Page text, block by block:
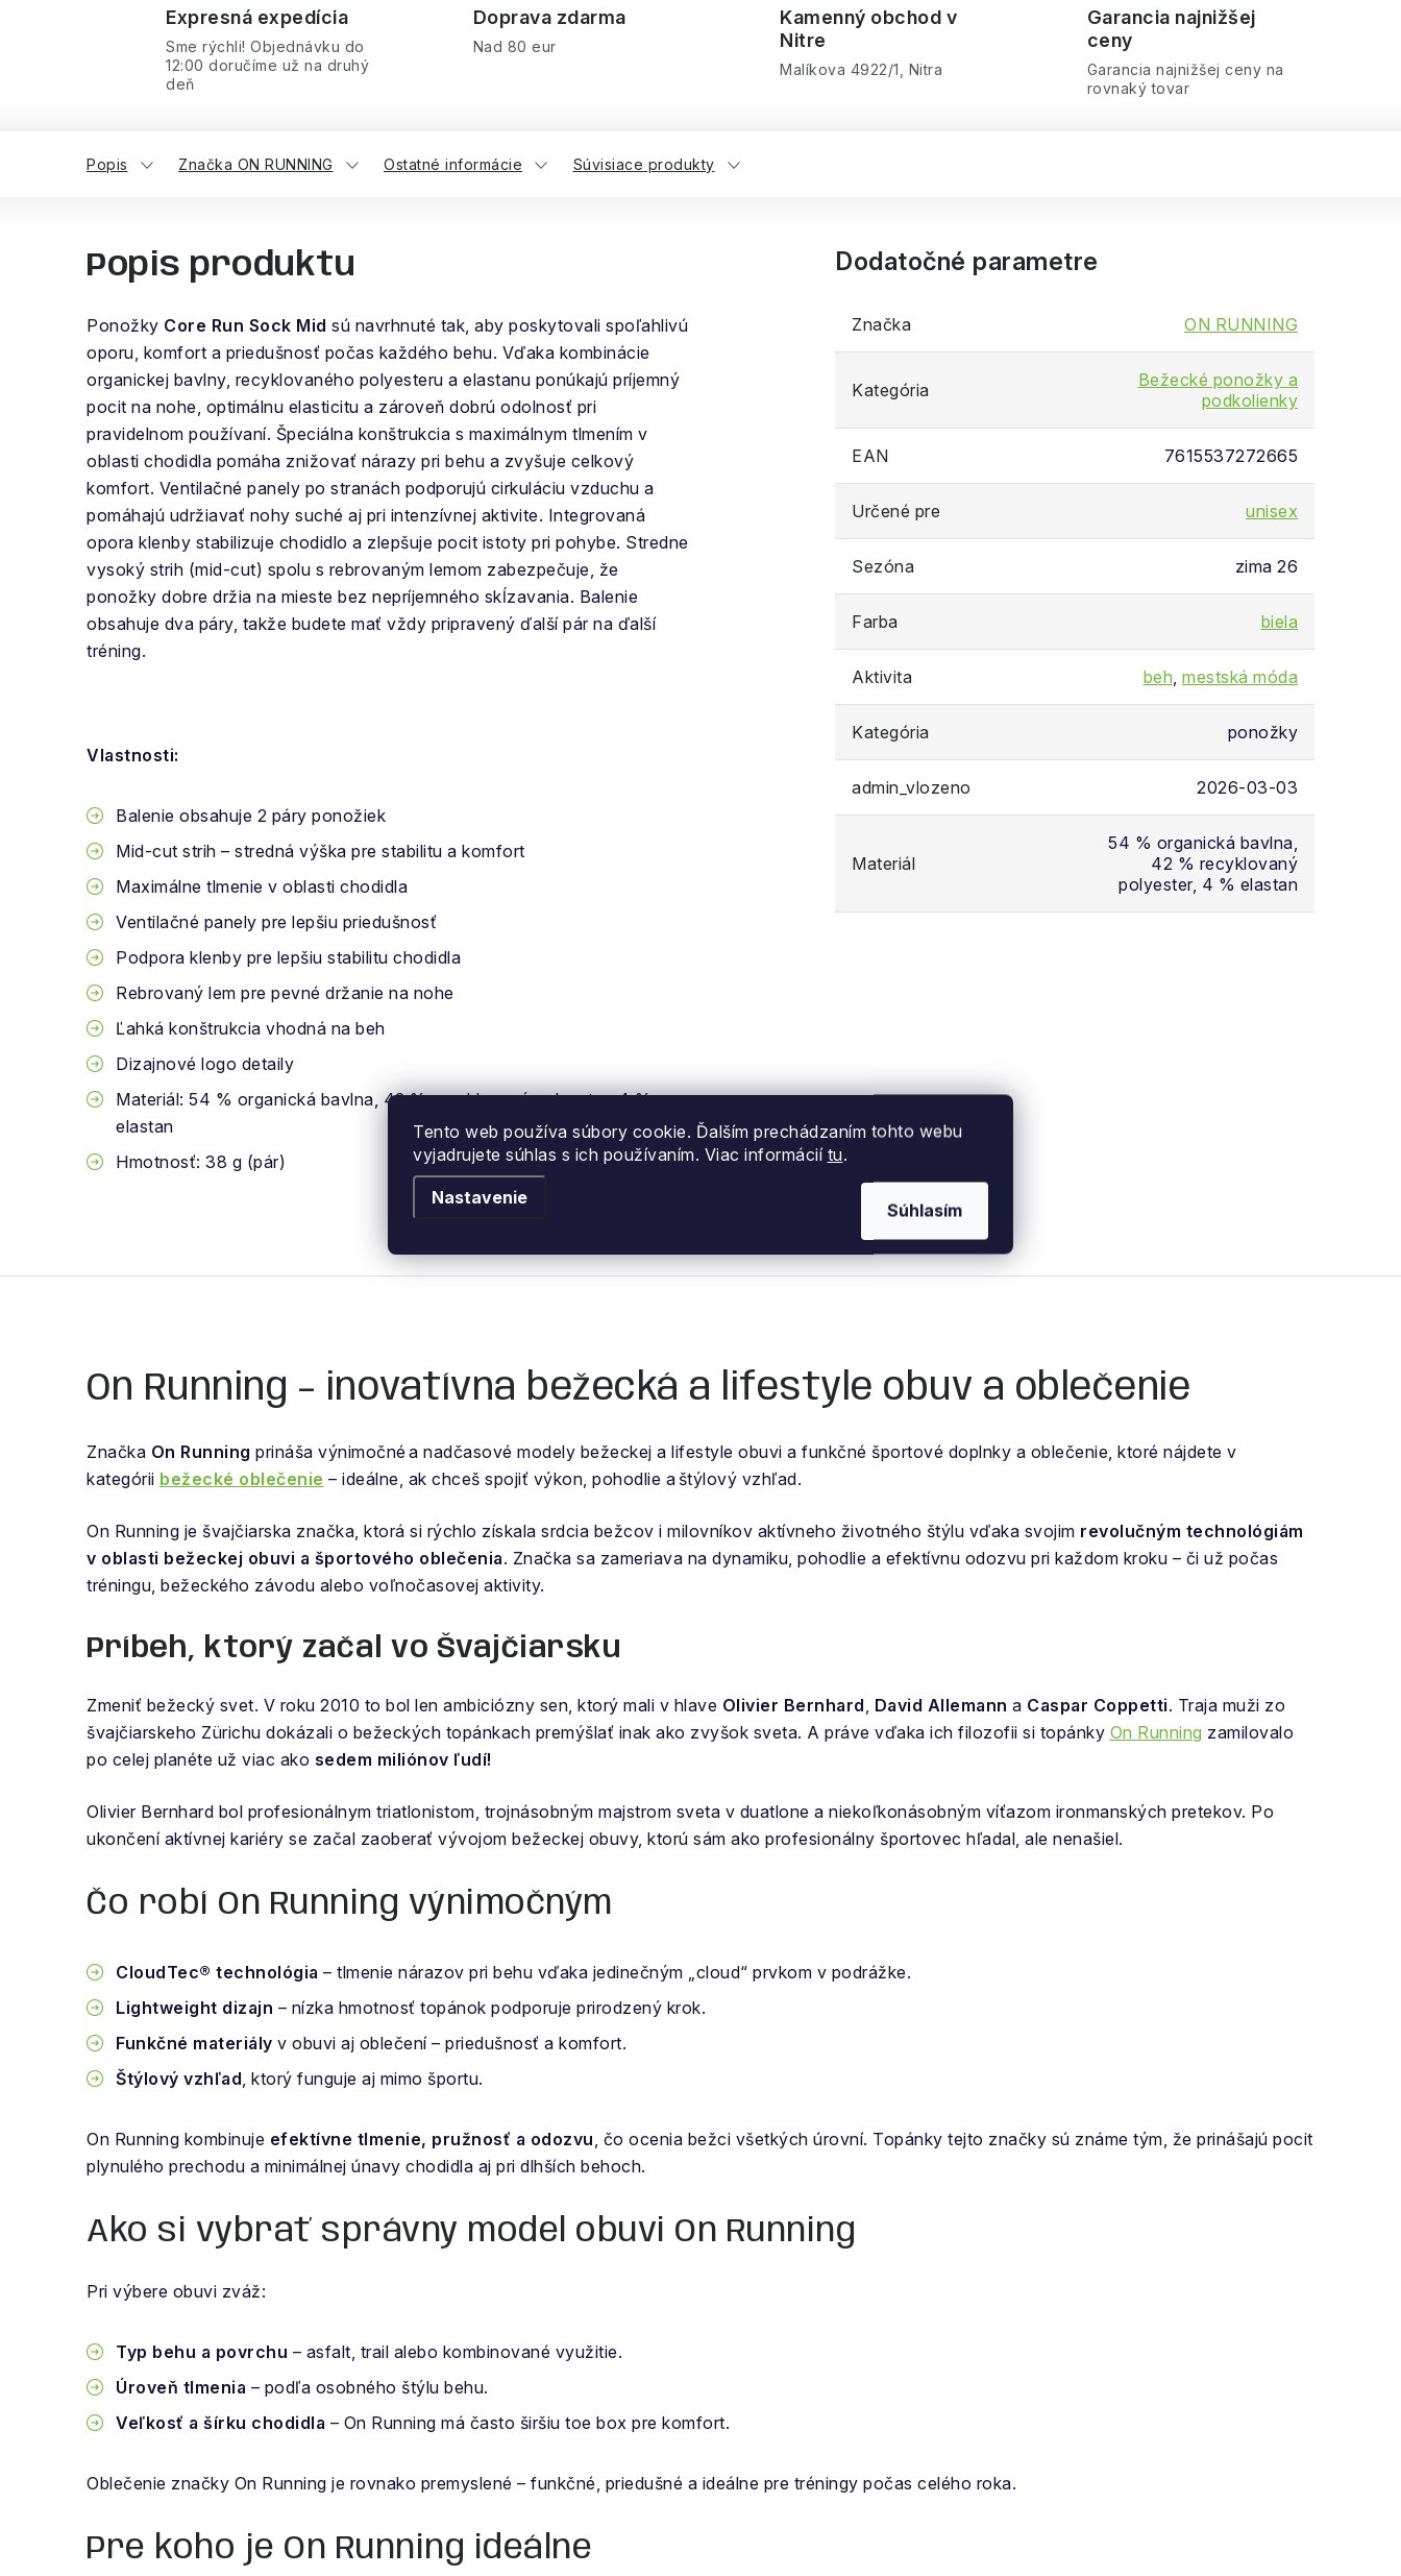
Tento web používa súbory cookie. Ďalším prechádzaním tohto webu
vyjadrujete súhlas s ich používaním. Viac informácií tu.
Nastavenie
Súhlasím
Expresná expedícia
Sme rýchli! Objednávku do
12:00 doručíme už na druhý
deň
Doprava zdarma
Nad 80 eur
Kamenný obchod v
Nitre
Malíkova 4922/1, Nitra
Garancia najnižšej
ceny
Garancia najnižšej ceny na
rovnaký tovar
Popis Značka ON RUNNING Ostatné informácie Súvisiace produkty
Popis produktu
Ponožky Core Run Sock Mid sú navrhnuté tak, aby poskytovali spoľahlivú
oporu, komfort a priedušnosť počas každého behu. Vďaka kombinácie
organickej bavlny, recyklovaného polyesteru a elastanu ponúkajú príjemný
pocit na nohe, optimálnu elasticitu a zároveň dobrú odolnosť pri
pravidelnom používaní. Špeciálna konštrukcia s maximálnym tlmením v
oblasti chodidla pomáha znižovať nárazy pri behu a zvyšuje celkový
komfort. Ventilačné panely po stranách podporujú cirkuláciu vzduchu a
pomáhajú udržiavať nohy suché aj pri intenzívnej aktivite. Integrovaná
opora klenby stabilizuje chodidlo a zlepšuje pocit istoty pri pohybe. Stredne
vysoký strih (mid-cut) spolu s rebrovaným lemom zabezpečuje, že
ponožky dobre držia na mieste bez nepríjemného skĺzavania. Balenie
obsahuje dva páry, takže budete mať vždy pripravený ďalší pár na ďalší
tréning.
Vlastnosti:
Balenie obsahuje 2 páry ponožiek
Mid-cut strih – stredná výška pre stabilitu a komfort
Maximálne tlmenie v oblasti chodidla
Ventilačné panely pre lepšiu priedušnosť
Podpora klenby pre lepšiu stabilitu chodidla
Rebrovaný lem pre pevné držanie na nohe
Ľahká konštrukcia vhodná na beh
Dizajnové logo detaily
Materiál: 54 % organická bavlna, 42 % recyklovaný polyester, 4 %
elastan
Hmotnosť: 38 g (pár)
Dodatočné parametre
Značka ON RUNNING
Kategória
Bežecké ponožky a
podkolienky
EAN 7615537272665
Určené pre unisex
Sezóna zima 26
Farba biela
Aktivita beh, mestská móda
Kategória ponožky
admin_vlozeno 2026-03-03
Materiál
54 % organická bavlna,
42 % recyklovaný
polyester, 4 % elastan
On Running – inovatívna bežecká a lifestyle obuv a oblečenie
Značka On Running prináša výnimočné a nadčasové modely bežeckej a lifestyle obuvi a funkčné športové doplnky a oblečenie, ktoré nájdete v
kategórii bežecké oblečenie – ideálne, ak chceš spojiť výkon, pohodlie a štýlový vzhľad.
On Running je švajčiarska značka, ktorá si rýchlo získala srdcia bežcov i milovníkov aktívneho životného štýlu vďaka svojim revolučným technológiám
v oblasti bežeckej obuvi a športového oblečenia. Značka sa zameriava na dynamiku, pohodlie a efektívnu odozvu pri každom kroku – či už počas
tréningu, bežeckého závodu alebo voľnočasovej aktivity.
Príbeh, ktorý začal vo Švajčiarsku
Zmeniť bežecký svet. V roku 2010 to bol len ambiciózny sen, ktorý mali v hlave Olivier Bernhard David Allemann a Caspar Coppetti. Traja muži zo
švajčiarskeho Zürichu dokázali o bežeckých topánkach premýšlať inak ako zvyšok sveta. A práve vďaka ich filozofii si topánky On Running zamilovalo
po celej planéte už viac ako sedem miliónov ľudí!
Olivier Bernhard bol profesionálnym triatlonistom, trojnásobným majstrom sveta v duatlone a niekoľkonásobným víťazom ironmanských pretekov. Po
ukončení aktívnej kariéry se začal zaoberať vývojom bežeckej obuvy, ktorú sám ako profesionálny športovec hľadal, ale nenašiel.
Čo robí On Running výnimočným
CloudTec® technológia – tlmenie nárazov pri behu vďaka jedinečným „cloud“ prvkom v podrážke.
Lightweight dizajn – nízka hmotnosť topánok podporuje prirodzený krok.
Funkčné materiály v obuvi aj oblečení – priedušnosť a komfort.
Štýlový vzhľad , ktorý funguje aj mimo športu.
On Running kombinuje efektívne tlmenie, pružnosť a odozvu , čo ocenia bežci všetkých úrovní. Topánky tejto značky sú známe tým, že prinášajú pocit
plynulého prechodu a minimálnej únavy chodidla aj pri dlhších behoch.
Ako si vybrať správny model obuvi On Running
Pri výbere obuvi zváž:
Typ behu a povrchu – asfalt, trail alebo kombinované využitie.
Úroveň tlmenia – podľa osobného štýlu behu.
Veľkosť a šírku chodidla – On Running má často širšiu toe box pre komfort.
Oblečenie značky On Running je rovnako premyslené – funkčné, priedušné a ideálne pre tréningy počas celého roka.
Pre koho je On Running ideálne